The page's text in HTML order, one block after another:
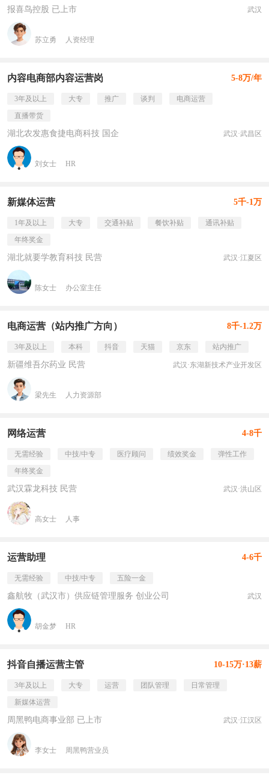
报喜鸟控股 已上市 武汉
苏立勇 人资经理
内容电商部内容运营岗 5-8万/年
3年及以上 大专 推广 谈判
电商运营
直播带货
湖北农发惠食捷电商科技 国企 武汉·武昌区
刘女士 HR
新媒体运营 5千-1万
1年及以上 大专 交通补贴 餐饮补贴
通讯补贴
年终奖金
湖北就要学教育科技 民营 武汉·江夏区
陈女士 办公室主任
电商运营（站内推广方向） 8千-1.2万
3年及以上 本科 抖音 天猫 京东 站内推广
新疆维吾尔药业 民营 武汉·东湖新技术产业开发区
梁先生 人力资源部
网络运营 4-8千
无需经验 中技/中专 医疗顾问 绩效奖金
弹性工作
年终奖金
武汉霖龙科技 民营 武汉·洪山区
高女士 人事
运营助理 4-6千
无需经验 中技/中专 五险一金
鑫航牧（武汉市）供应链管理服务 创业公司 武汉
胡金梦 HR
抖音自播运营主管 10-15万·13薪
3年及以上 大专 运营 团队管理
日常管理
新媒体运营
周黑鸭电商事业部 已上市 武汉·江汉区
李女士 周黑鸭营业员